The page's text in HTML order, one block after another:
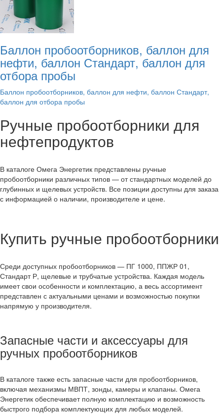
Баллон пробоотборников, баллон для
нефти, баллон Стандарт, баллон для
отбора пробы
Баллон пробоотборников, баллон для нефти, баллон Стандарт,
баллон для отбора пробы
Ручные пробоотборники для
нефтепродуктов
В каталоге Омега Энергетик представлены ручные
пробоотборники различных типов — от стандартных моделей до
глубинных и щелевых устройств. Все позиции доступны для заказа
с информацией о наличии, производителе и цене.
Купить ручные пробоотборники
Среди доступных пробоотборников — ПГ 1000, ППЖР 01,
Стандарт Р, щелевые и трубчатые устройства. Каждая модель
имеет свои особенности и комплектацию, а весь ассортимент
представлен с актуальными ценами и возможностью покупки
напрямую у производителя.
Запасные части и аксессуары для
ручных пробоотборников
В каталоге также есть запасные части для пробоотборников,
включая механизмы МВПТ, зонды, камеры и клапаны. Омега
Энергетик обеспечивает полную комплектацию и возможность
быстрого подбора комплектующих для любых моделей.